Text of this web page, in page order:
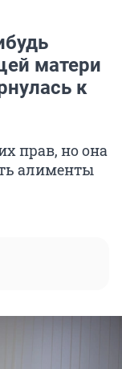
матери
к
прав, но она
алименты